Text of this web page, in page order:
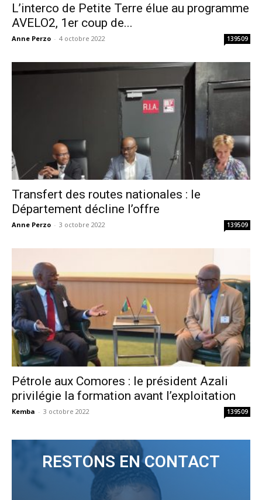
L’interco de Petite Terre élue au programme
AVELO2, 1er coup de...
Anne Perzo - 4 octobre 2022 139509
Transfert des routes nationales : le
Département décline l’offre
Anne Perzo - 3 octobre 2022 139509
Pétrole aux Comores : le président Azali
privilégie la formation avant l’exploitation
Kemba - 3 octobre 2022 139509
RESTONS EN CONTACT